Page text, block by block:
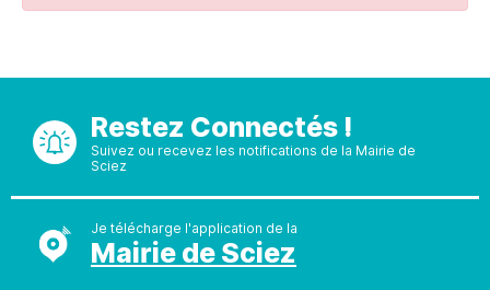
Restez Connectés !
Suivez ou recevez les notifications de la Mairie de
Sciez
Je télécharge l'application de la
Mairie de Sciez